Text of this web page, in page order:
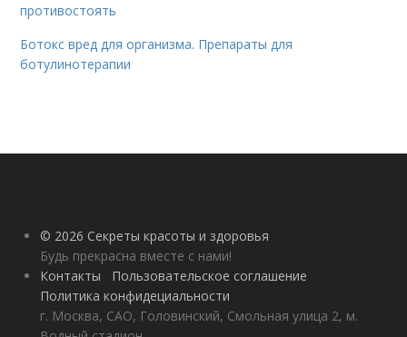
противостоять
Ботокс вред для организма. Препараты для
ботулинотерапии
© 2026 Секреты красоты и здоровья
Будь прекрасна вместе с нами!
Контакты
Пользовательское соглашение
Политика конфидециальности
г. Москва, САО, Головинский, Смольная улица 2, м.